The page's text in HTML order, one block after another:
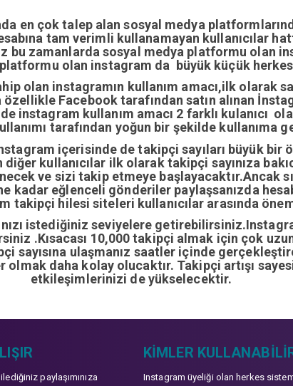
en çok talep alan sosyal medya
tam verimli kullanamayan kullanıcılar
bu zamanlarda sosyal medya platformu olan
olan instagram da büyük küçük
olan instagramın kullanım amacı,ilk olarak
Facebook tarafından satın alınan
instagram kullanım amacı 2 farklı kulanıcı
tarafından yoğun bir şekilde kullanıma
içerisinde de takipçi sayıları büyük
kullanıcılar ilk olarak takipçi sayınıza
ve sizi takip etmeye başlayacaktır.Ancak
kadar eğlenceli gönderiler paylaşsanızda
takipçi hilesi siteleri kullanıcılar arasında
istediğiniz seviyelere
.Kısacası 10,000 takipçi almak için çok
sayısına ulaşmanız saatler içinde
olmak daha kolay olucaktır. Takipçi artışı
etkileşimlerinizi de yükselecektir.
paylaşımınıza
KIMLER
Instagram üyeliği olan herkes